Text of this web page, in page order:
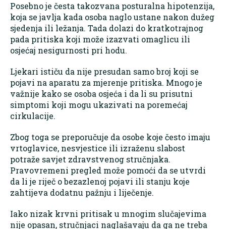
Posebno je česta takozvana posturalna hipotenzija,
koja se javlja kada osoba naglo ustane nakon dužeg
sjedenja ili ležanja. Tada dolazi do kratkotrajnog
pada pritiska koji može izazvati omaglicu ili
osjećaj nesigurnosti pri hodu.
Ljekari ističu da nije presudan samo broj koji se
pojavi na aparatu za mjerenje pritiska. Mnogo je
važnije kako se osoba osjeća i da li su prisutni
simptomi koji mogu ukazivati na poremećaj
cirkulacije.
Zbog toga se preporučuje da osobe koje često imaju
vrtoglavice, nesvjestice ili izraženu slabost
potraže savjet zdravstvenog stručnjaka.
Pravovremeni pregled može pomoći da se utvrdi
da li je riječ o bezazlenoj pojavi ili stanju koje
zahtijeva dodatnu pažnju i liječenje.
Iako nizak krvni pritisak u mnogim slučajevima
nije opasan, stručnjaci naglašavaju da ga ne treba